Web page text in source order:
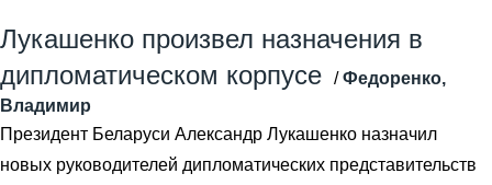
Лукашенко произвел назначения в
дипломатическом корпусе
/Федоренко,
Владимир
Президент Беларуси Александр Лукашенко назначил
новых руководителей дипломатических представительств